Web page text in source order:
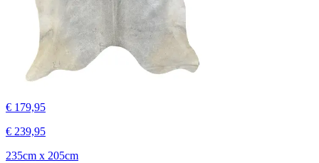
€ 179,95
€ 239,95
235cm x 205cm